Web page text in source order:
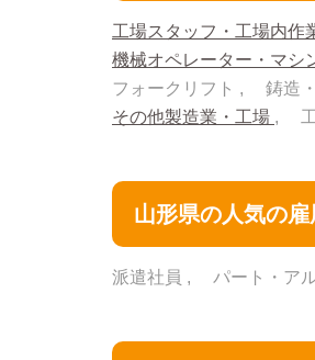
工場スタッフ・工場内作
機械オペレーター・マシ
フォークリフト
鋳造
その他製造業・工場
山形県の人気の
派遣社員 パート・ア